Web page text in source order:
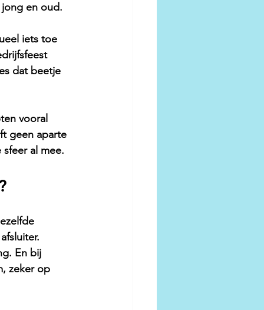
en oud.
iets toe
dat beetje
vooral
geen aparte
al mee.
En bij
zeker op